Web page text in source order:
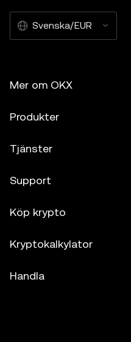
Svenska/EUR
Mer om OKX
Produkter
Tjänster
Support
Köp krypto
Kryptokalkylator
Handla